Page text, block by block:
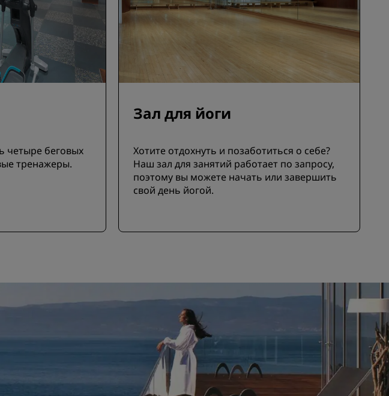
четыре беговых
тренажеры.
Зал для йоги
Хотите отдохнуть и позаботиться о себе?
Наш зал для занятий работает по запросу,
поэтому вы можете начать или завершить
свой день йогой.